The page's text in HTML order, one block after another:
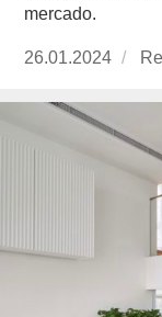
mercado.
Publicado
26.01.2024